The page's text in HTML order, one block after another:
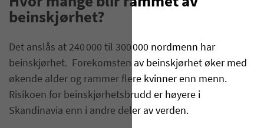
beinskjørhet?
Det anslås at 240 000 til 300 000 nordmenn har
beinskjørhet. Forekomsten av beinskjørhet øker med
økende alder og rammer flere kvinner enn menn.
Risikoen for beinskjørhetsbrudd er høyere i
Skandinavia enn i andre deler av verden.